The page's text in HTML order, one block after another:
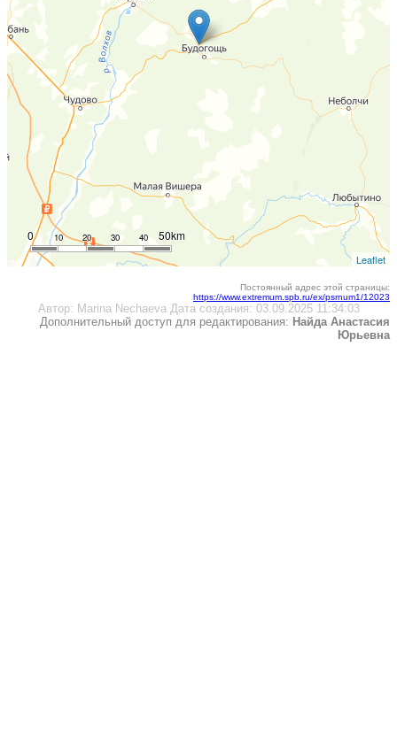
10
0 20 30 40 50km
Leaflet
Постоянный адрес этой страницы:
https://www.extremum.spb.ru/ex/psrnum1/12023
Автор: Marina NechaevaДата создания: 03.09.2025 11:34:03
Дополнительный доступ для редактирования: Найда Анастасия
Юрьевна